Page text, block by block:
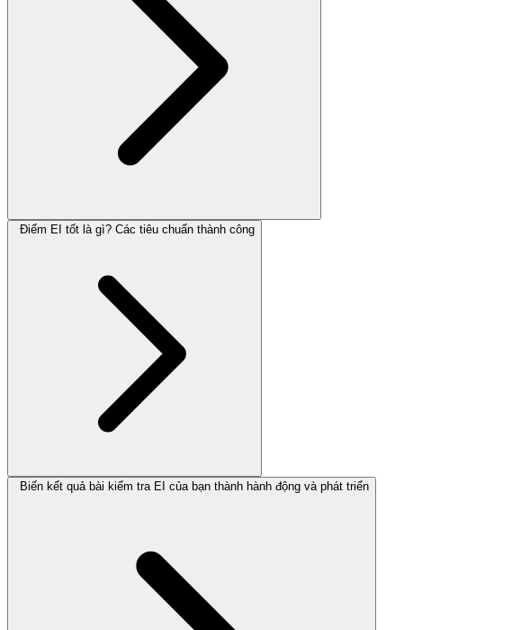
Điểm EI tốt là gì? Các tiêu chuẩn thành công
Biến kết quả bài kiểm tra EI của bạn thành hành động và phát triển